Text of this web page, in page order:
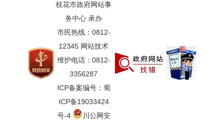
枝花市政府网站事
务中心 承办
市民热线：0812-
12345 网站技术
维护电话：0812-
3356287
ICP备案编号：蜀
ICP备19033424
号-4
川公网安